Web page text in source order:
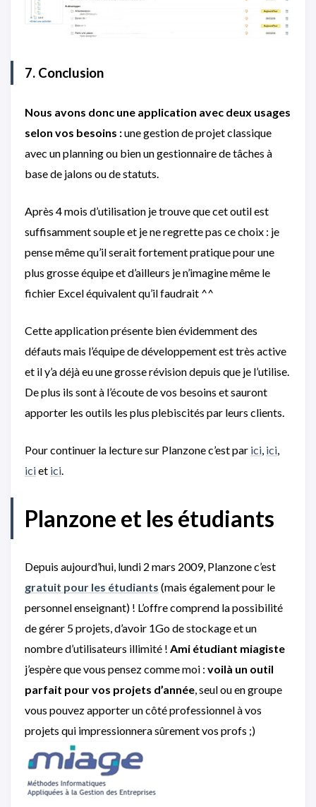
7. Conclusion
Nous avons donc une application avec deux usages
selon vos besoins :une gestion de projet classique
avec un planning ou bien un gestionnaire de tâches à
base de jalons ou de statuts.
Après 4 mois d’utilisation je trouve que cet outil est
suffisamment souple et je ne regrette pas ce choix : je
pense même qu’il serait fortement pratique pour une
plus grosse équipe et d’ailleurs je n’imagine même le
fichier Excel équivalent qu’il faudrait ^^
Cette application présente bien évidemment des
défauts mais l’équipe de développement est très active
et il y’a déjà eu une grosse révision depuis que je l’utilise.
De plus ils sont à l’écoute de vos besoins et sauront
apporter les outils les plus plebiscités par leurs clients.
Pour continuer la lecture sur Planzone c’est par ici ici
iciet ici
Planzone et les étudiants
Depuis aujourd’hui, lundi 2 mars 2009, Planzone c’est
gratuit pour les étudiants (mais également pour le
personnel enseignant) ! L’offre comprend la possibilité
de gérer 5 projets, d’avoir 1Go de stockage et un
nombre d’utilisateurs illimité ! Ami étudiant miagiste
j’espère que vous pensez comme moi : voilà un outil
parfait pour vos projets d’année , seul ou en groupe
vous pouvez apporter un côté professionnel à vos
projets qui impressionnera sûrement vos profs ;)